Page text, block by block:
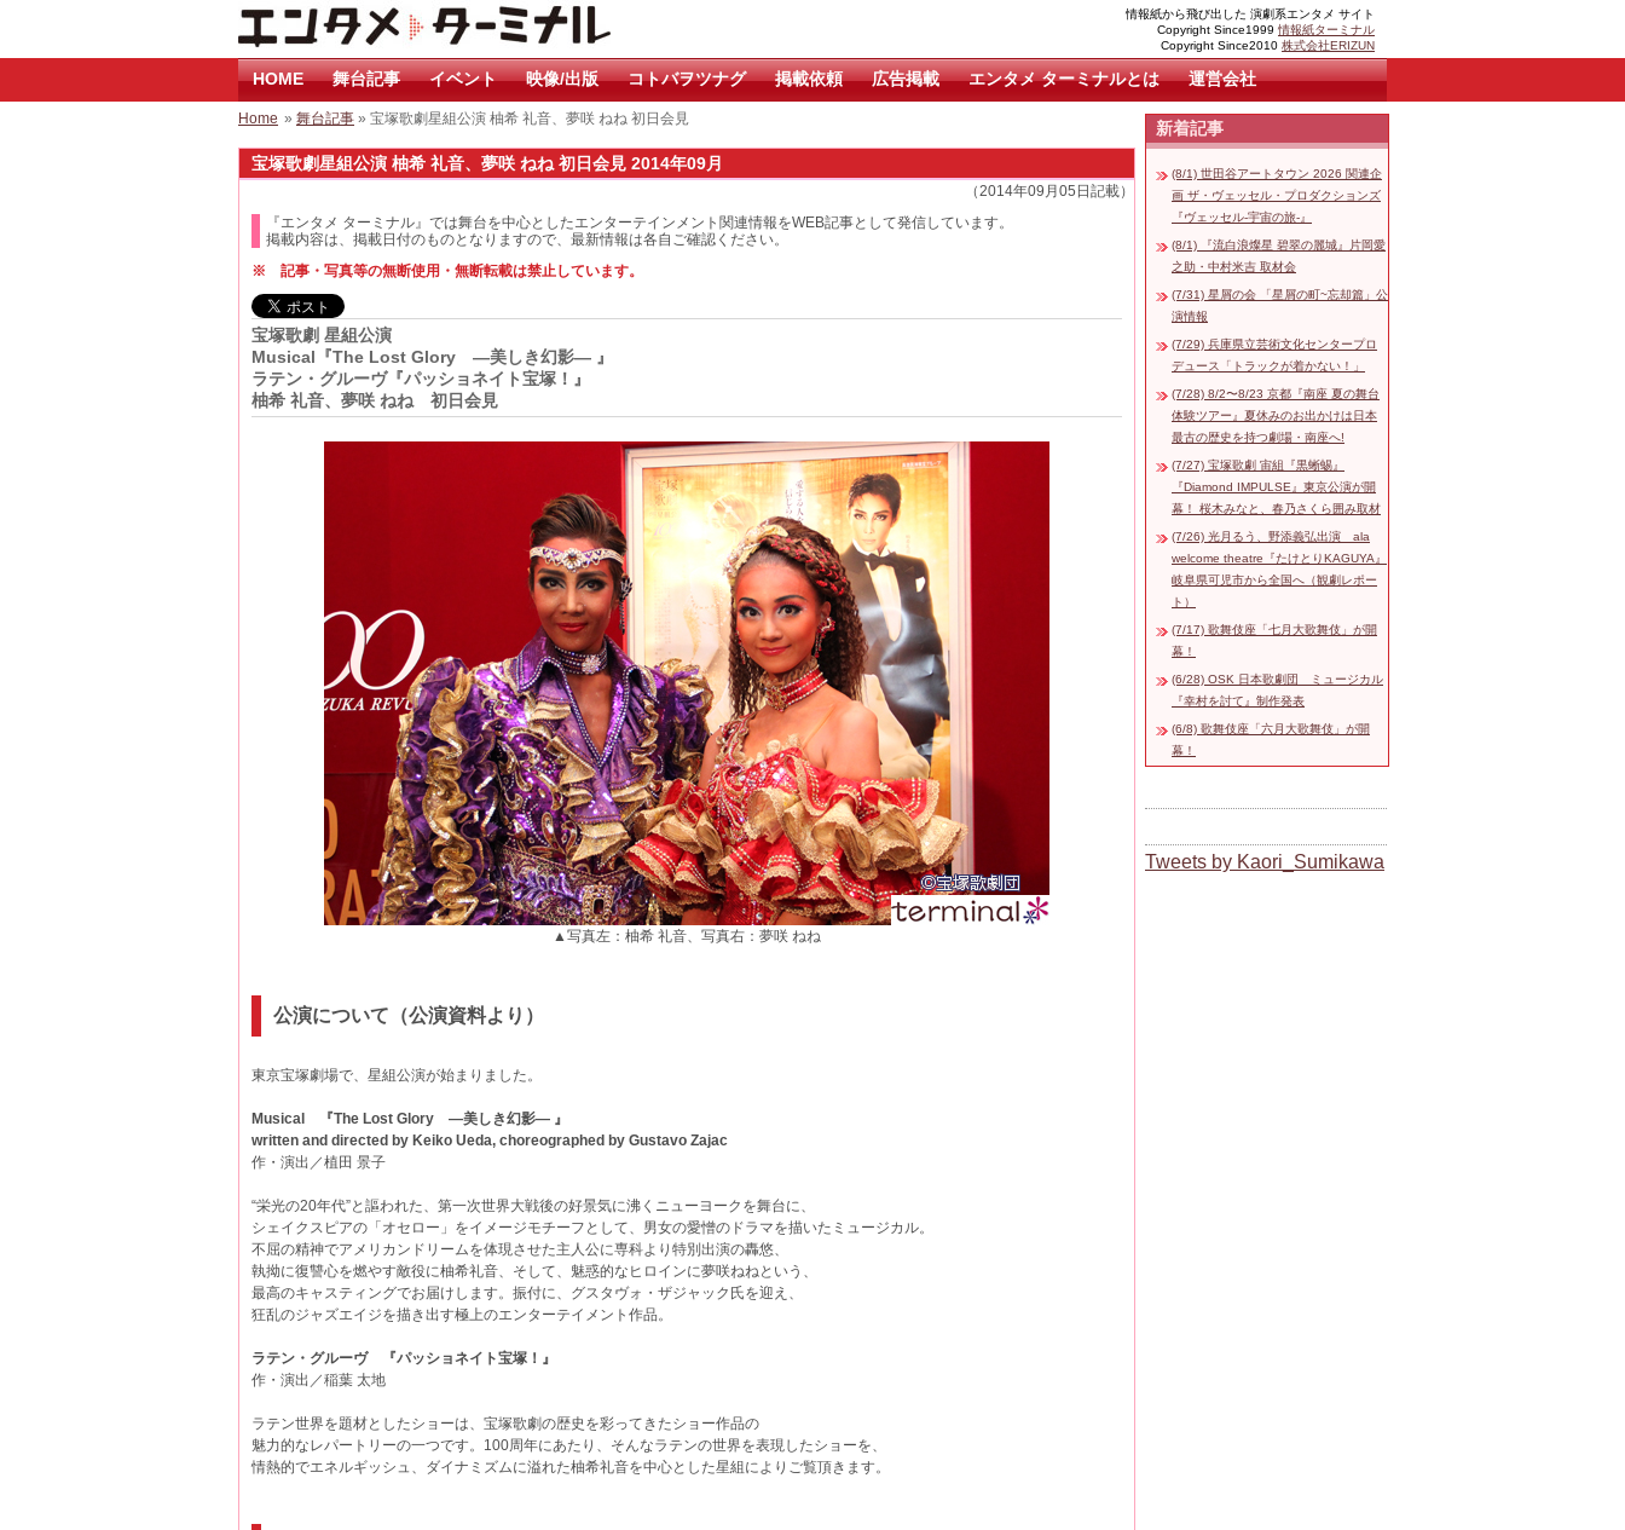
情報紙から飛び出した 演劇系エンタメ サイト
Copyright Since1999 情報紙ターミナル
Copyright Since2010 株式会社ERIZUN
HOME 舞台記事 イベント 映像/出版 コトバヲツナグ 掲載依頼 広告掲載 エンタメ ターミナルとは 運営会社
Home » 舞台記事 » 宝塚歌劇星組公演 柚希 礼音、夢咲 ねね 初日会見
宝塚歌劇星組公演 柚希 礼音、夢咲 ねね 初日会見 2014年09月
（2014年09月05日記載）
『エンタメ ターミナル』では舞台を中心としたエンターテインメント関連情報をWEB記事として発信しています。
掲載内容は、掲載日付のものとなりますので、最新情報は各自ご確認ください。
※ 記事・写真等の無断使用・無断転載は禁止しています。
宝塚歌劇 星組公演
Musical『The Lost Glory ―美しき幻影― 』
ラテン・グルーヴ『パッショネイト宝塚！』
柚希 礼音、夢咲 ねね 初日会見
▲写真左：柚希 礼音、写真右：夢咲 ねね
公演について（公演資料より）
東京宝塚劇場で、星組公演が始まりました。
Musical 『The Lost Glory ―美しき幻影― 』
written and directed by Keiko Ueda, choreographed by Gustavo Zajac
作・演出／植田 景子
“栄光の20年代”と謳われた、第一次世界大戦後の好景気に沸くニューヨークを舞台に、
シェイクスピアの「オセロー」をイメージモチーフとして、男女の愛憎のドラマを描いたミュージカル。
不屈の精神でアメリカンドリームを体現させた主人公に専科より特別出演の轟悠、
執拗に復讐心を燃やす敵役に柚希礼音、そして、魅惑的なヒロインに夢咲ねねという、
最高のキャスティングでお届けします。振付に、グスタヴォ・ザジャック氏を迎え、
狂乱のジャズエイジを描き出す極上のエンターテイメント作品。
ラテン・グルーヴ 『パッショネイト宝塚！』
作・演出／稲葉 太地
ラテン世界を題材としたショーは、宝塚歌劇の歴史を彩ってきたショー作品の
魅力的なレパートリーの一つです。100周年にあたり、そんなラテンの世界を表現したショーを、
情熱的でエネルギッシュ、ダイナミズムに溢れた柚希礼音を中心とした星組によりご覧頂きます。
新着記事
(8/1) 世田谷アートタウン 2026 関連企
画 ザ・ヴェッセル・プロダクションズ
『ヴェッセル-宇宙の旅-』
(8/1) 『流白浪燦星 碧翠の麗城』片岡愛
之助・中村米吉 取材会
(7/31) 星屑の会 「星屑の町~忘却篇」公
演情報
(7/29) 兵庫県立芸術文化センタープロ
デュース「トラックが着かない！」
(7/28) 8/2〜8/23 京都『南座 夏の舞台
体験ツアー』夏休みのお出かけは日本
最古の歴史を持つ劇場・南座へ!
(7/27) 宝塚歌劇 宙組『黒蜥蜴』
『Diamond IMPULSE』東京公演が開
幕！ 桜木みなと、春乃さくら囲み取材
(7/26) 光月るう、野添義弘出演 ala
welcome theatre『たけとりKAGUYA』
岐阜県可児市から全国へ（観劇レポー
ト）
(7/17) 歌舞伎座「七月大歌舞伎」が開
幕！
(6/28) OSK 日本歌劇団 ミュージカル
『幸村を討て』制作発表
(6/8) 歌舞伎座「六月大歌舞伎」が開
幕！
Tweets by Kaori_Sumikawa